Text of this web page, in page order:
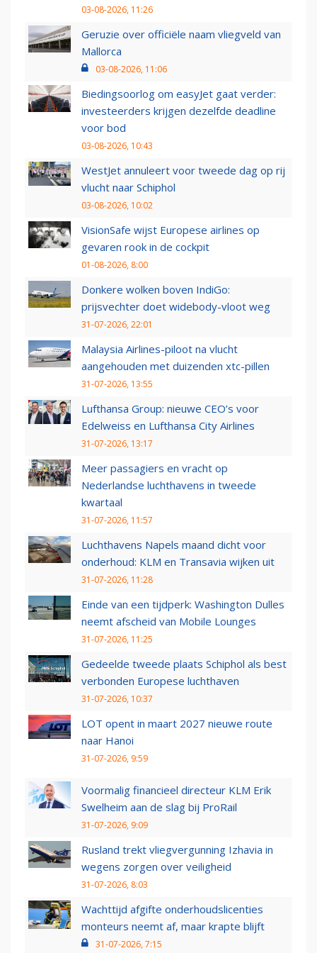
03-08-2026, 11:26
Geruzie over officiële naam vliegveld van
Mallorca
03-08-2026, 11:06
Biedingsoorlog om easyJet gaat verder:
investeerders krijgen dezelfde deadline
voor bod
03-08-2026, 10:43
WestJet annuleert voor tweede dag op rij
vlucht naar Schiphol
03-08-2026, 10:02
VisionSafe wijst Europese airlines op
gevaren rook in de cockpit
01-08-2026, 8:00
Donkere wolken boven IndiGo:
prijsvechter doet widebody-vloot weg
31-07-2026, 22:01
Malaysia Airlines-piloot na vlucht
aangehouden met duizenden xtc-pillen
31-07-2026, 13:55
Lufthansa Group: nieuwe CEO’s voor
Edelweiss en Lufthansa City Airlines
31-07-2026, 13:17
Meer passagiers en vracht op
Nederlandse luchthavens in tweede
kwartaal
31-07-2026, 11:57
Luchthavens Napels maand dicht voor
onderhoud: KLM en Transavia wijken uit
31-07-2026, 11:28
Einde van een tijdperk: Washington Dulles
neemt afscheid van Mobile Lounges
31-07-2026, 11:25
Gedeelde tweede plaats Schiphol als best
verbonden Europese luchthaven
31-07-2026, 10:37
LOT opent in maart 2027 nieuwe route
naar Hanoi
31-07-2026, 9:59
Voormalig financieel directeur KLM Erik
Swelheim aan de slag bij ProRail
31-07-2026, 9:09
Rusland trekt vliegvergunning Izhavia in
wegens zorgen over veiligheid
31-07-2026, 8:03
Wachttijd afgifte onderhoudslicenties
monteurs neemt af, maar krapte blijft
31-07-2026, 7:15